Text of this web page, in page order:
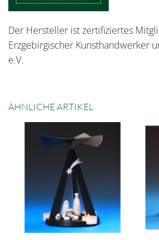
Der Hersteller ist zertifiziertes
Erzgebirgischer Kunsthandwerker
e.V.
ÄHNLICHE ARTIKEL